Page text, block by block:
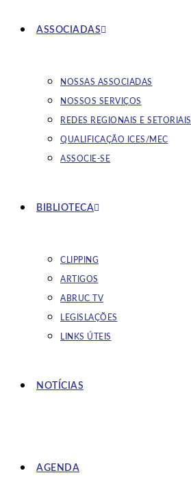
ASSOCIADAS
NOSSAS ASSOCIADAS
NOSSOS SERVIÇOS
REDES REGIONAIS E SETORIAIS
QUALIFICAÇÃO ICES/MEC
ASSOCIE-SE
BIBLIOTECA
CLIPPING
ARTIGOS
ABRUC TV
LEGISLAÇÕES
LINKS ÚTEIS
NOTÍCIAS
AGENDA